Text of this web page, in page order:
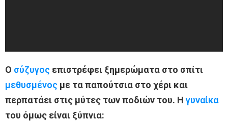
Ο σύζυγος επιστρέφει ξημερώματα στο σπίτι
μεθυσμένος με τα παπούτσια στο χέρι και
περπατάει στις μύτες των ποδιών του. Η γυναίκα
του όμως είναι ξύπνια: